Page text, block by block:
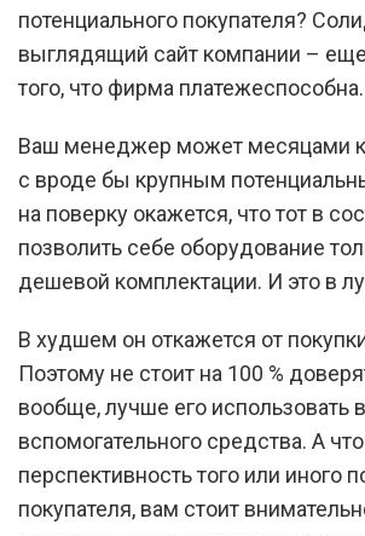
потенциального покупателя?
выглядящий сайт компании – еще
того, что фирма платежеспособна.
Ваш менеджер может месяцами
с вроде бы крупным
на поверку окажется, что тот в
позволить себе оборудование
дешевой комплектации. И это в
В худшем он откажется от
Поэтому не стоит на 100 %
вообще, лучше его использовать
вспомогательного средства. А
перспективность того или иного
покупателя, вам стоит